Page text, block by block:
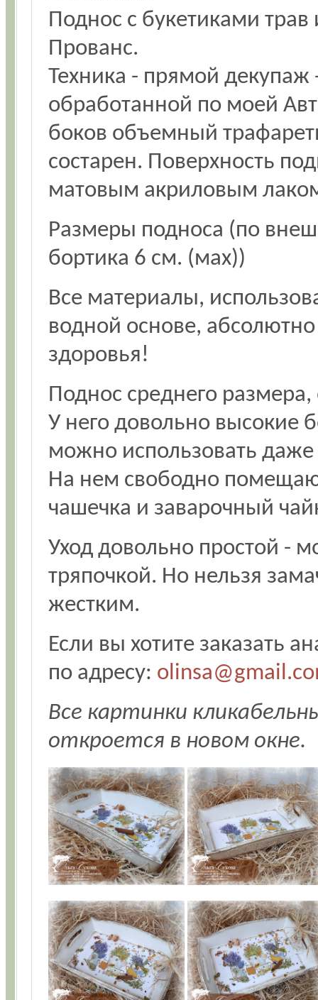
Поднос с букетиками
Прованс.
Техника - прямой декупаж
обработанной по моей
боков объемный
состарен. Поверхность
матовым акриловым
Размеры подноса (по
бортика 6 см. (мах))
Все материалы,
водной основе,
здоровья!
Поднос среднего
У него довольно высокие
можно использовать даже
На нем свободно
чашечка и заварочный
Уход довольно простой -
тряпочкой. Но нельзя
жестким.
Если вы хотите заказать
по адресу:
Все картинки
откроется в новом окне.